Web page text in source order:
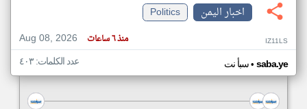
اخبار اليمن
Politics
Aug 08, 2026
منذ ٦ ساعات IZ11LS
سبأ نت• saba.ye عدد الكلمات: ٤٠٣